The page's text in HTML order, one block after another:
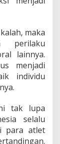
maka
perilaku
lainnya.
menjadi
individu
tak lupa
selalu
para atlet